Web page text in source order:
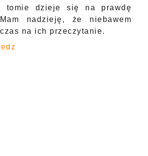
tomie dzieje się na prawdę
nadzieję, że niebawem
na ich przeczytanie.